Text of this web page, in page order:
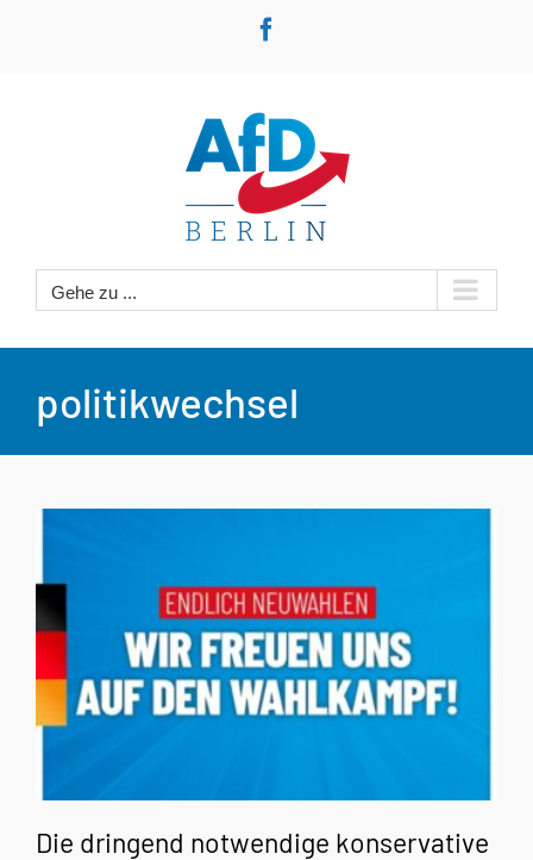
Gehe zu ...
politikwechsel
Die dringend notwendige konservative